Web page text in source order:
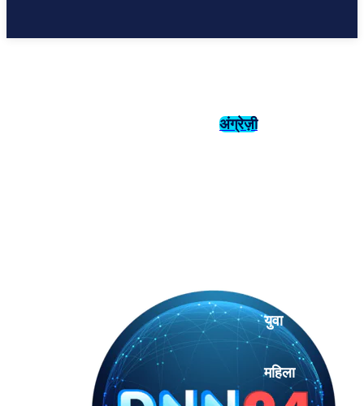
अंग्रेज़ी
युवा
महिला